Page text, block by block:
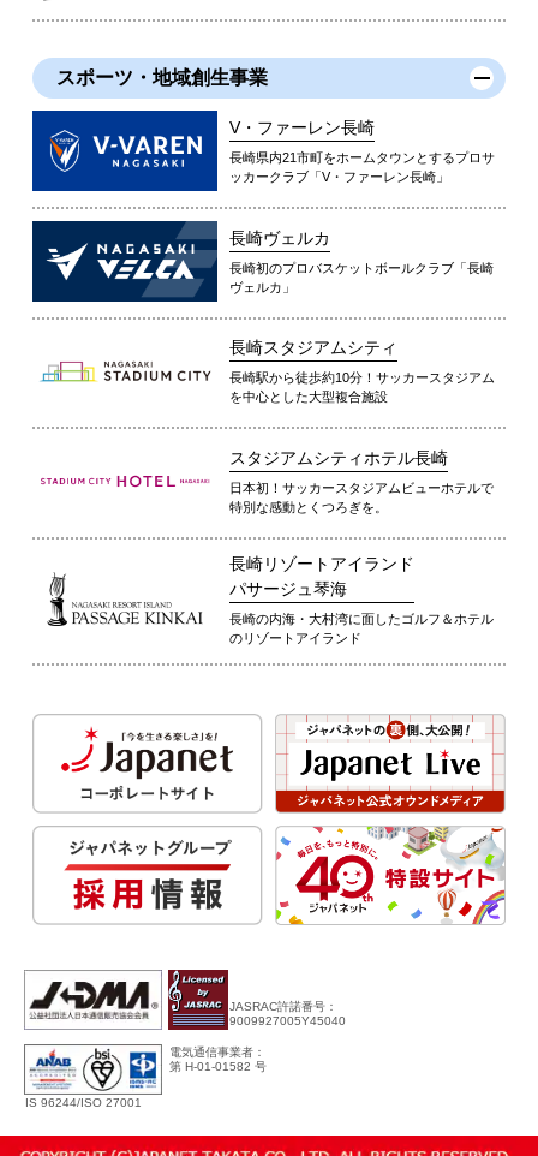
スポーツ・地域創生事業
V・ファーレン長崎
長崎県内21市町をホームタウンとするプロサ
ッカークラブ「V・ファーレン長崎」
長崎ヴェルカ
長崎初のプロバスケットボールクラブ「長崎
ヴェルカ」
長崎スタジアムシティ
長崎駅から徒歩約10分！サッカースタジアム
を中心とした大型複合施設
スタジアムシティホテル長崎
日本初！サッカースタジアムビューホテルで
特別な感動とくつろぎを。
長崎リゾートアイランド
パサージュ琴海
長崎の内海・大村湾に面したゴルフ＆ホテル
のリゾートアイランド
JASRAC許諾番号：
9009927005Y45040
IS 96244/ISO 27001
電気通信事業者：
第 H-01-01582 号